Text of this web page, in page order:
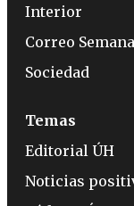
Interior
Correo
Sociedad
Temas
Editorial ÚH
Noticias